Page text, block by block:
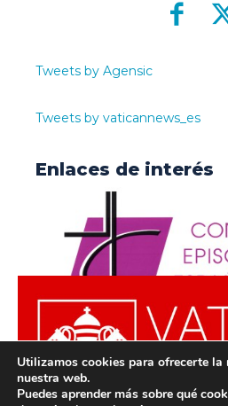
Tweets by Agensic
Tweets by vaticannews_es
Enlaces de interés
Utilizamos cookies para ofrecerte la
nuestra web.
Puedes aprender más sobre qué